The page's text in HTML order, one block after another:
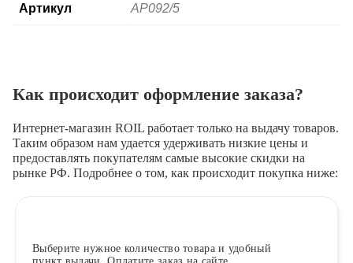
Артикул AP092/5
Как происходит оформление заказа?
Интернет-магазин ROIL работает только на выдачу товаров.
Таким образом нам удается удерживать низкие цены и
предоставлять покупателям самые высокие скидки на
рынке РФ. Подробнее о том, как происходит покупка ниже:
Выберите нужное количество товара и удобный